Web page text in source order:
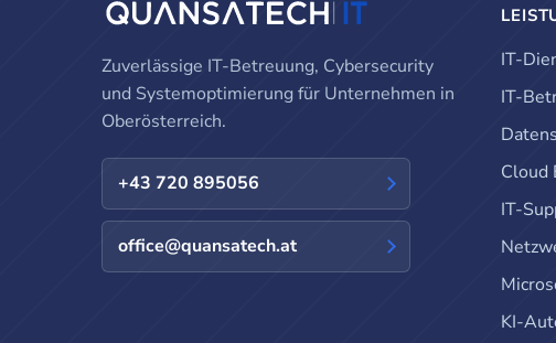
Zuverlässige IT-Betreuung, Cybersecurity
und Systemoptimierung für Unternehmen in
Oberösterreich.
+43 720 895056
office@quansatech.at
IT-
IT-
Cloud
IT-
KI-